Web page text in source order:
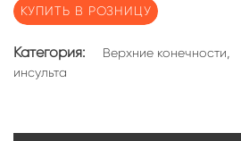
КУПИТЬ В РОЗНИЦУ
Категория: Верхние конечности,
инсульта